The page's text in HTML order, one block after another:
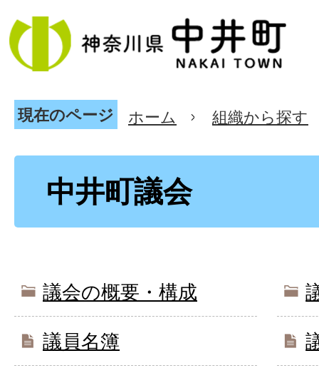
現在のページ ホーム 組織から探す
中井町議会
議会の概要・構成
議員名簿